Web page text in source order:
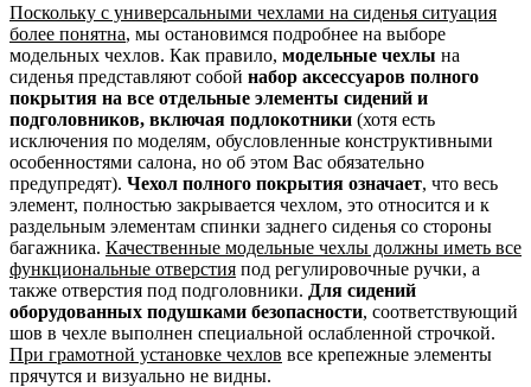
Поскольку с универсальными чехлами на сиденья ситуация
более понятна, мы остановимся подробнее на выборе
модельных чехлов. Как правило, модельные чехлы на
сиденья представляют собой набор аксессуаров полного
покрытия на все отдельные элементы сидений и
подголовников, включая подлокотники (хотя есть
исключения по моделям, обусловленные конструктивными
особенностями салона, но об этом Вас обязательно
предупредят). Чехол полного покрытия означает, что весь
элемент, полностью закрывается чехлом, это относится и к
раздельным элементам спинки заднего сиденья со стороны
багажника. Качественные модельные чехлы должны иметь все
функциональные отверстия под регулировочные ручки, а
также отверстия под подголовники. Для сидений
оборудованных подушками безопасности, соответствующий
шов в чехле выполнен специальной ослабленной строчкой.
При грамотной установке чехлов все крепежные элементы
прячутся и визуально не видны.